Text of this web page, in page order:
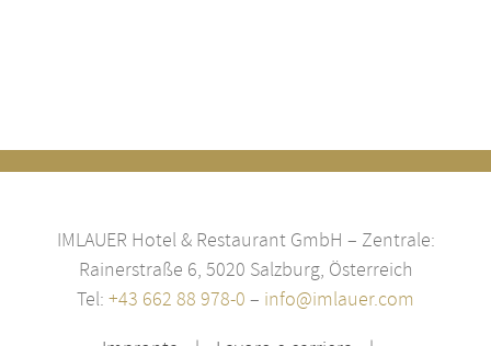
IMLAUER Hotel & Restaurant GmbH – Zentrale:
Rainerstraße 6, 5020 Salzburg, Österreich
Tel: +43 662 88 978-0 – info@imlauer.com